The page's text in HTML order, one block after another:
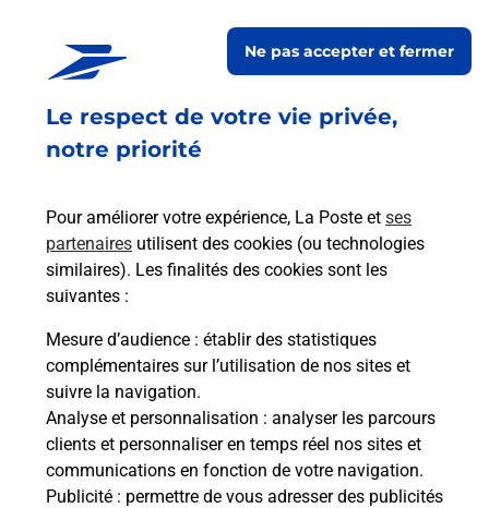
Le respect de votre vie privée,
notre priorité
Pour améliorer votre expérience, La Poste et ses
partenaires utilisent des cookies (ou technologies
similaires). Les finalités des cookies sont les
suivantes :
Mesure d’audience : établir des statistiques
complémentaires sur l’utilisation de nos sites et
suivre la navigation.
Analyse et personnalisation : analyser les parcours
clients et personnaliser en temps réel nos sites et
communications en fonction de votre navigation.
Publicité : permettre de vous adresser des publicités
Ne pas accepter et fermer
Malin !
La Poste
en ligne
Questions fréquemment posées